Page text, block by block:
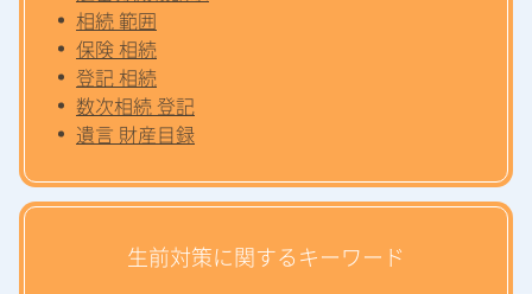
相続 範囲
保険 相続
登記 相続
数次相続 登記
遺言 財産目録
生前対策に関するキーワード